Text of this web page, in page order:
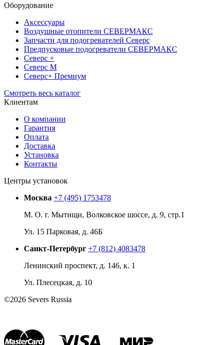
Оборудование
Аксессуары
Воздушные отопители СЕВЕРМАКС
Запчасти для подогревателей Северс
Предпусковые подогреватели СЕВЕРМАКС
Северс +
Северс М
Северс+ Премиум
Смотреть весь каталог
Клиентам
О компании
Гарантия
Оплата
Доставка
Установка
Контакты
Центры установок
Москва +7 (495) 1753478
М. О. г. Мытищи, Волковское шоссе, д. 9, стр.1
Ул. 15 Парковая, д. 46Б
Санкт-Петербург +7 (812) 4083478
Ленинский проспект, д. 146, к. 1
Ул. Плесецкая, д. 10
©2026 Severs Russia